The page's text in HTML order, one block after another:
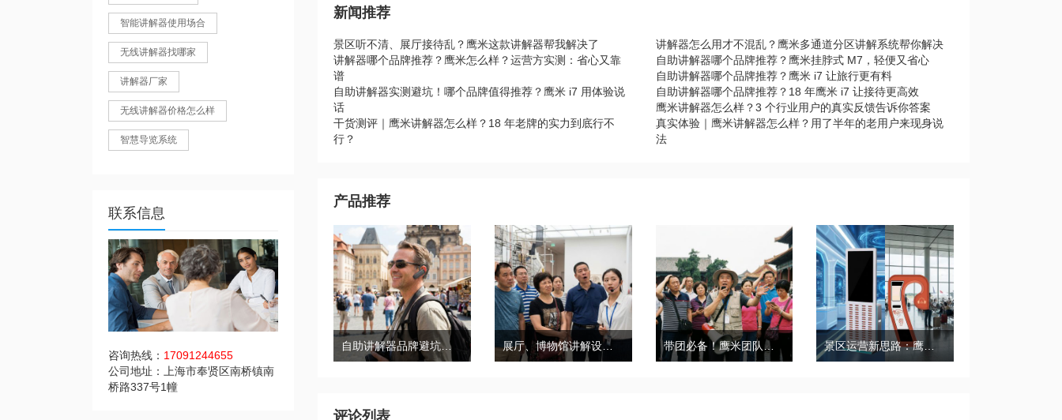
智能讲解器使用场合
无线讲解器找哪家
讲解器厂家
无线讲解器价格怎么样
智慧导览系统
联系信息
咨询热线： 17091244655
公司地址：上海市奉贤区南桥镇南
桥路337号1幢
新闻推荐
景区听不清、展厅接待乱？鹰米这款讲解器帮我解决了
讲解器怎么用才不混乱？鹰米多通道分区讲解系统帮你解决
讲解器哪个品牌推荐？鹰米怎么样？运营方实测：省心又靠
谱
自助讲解器哪个品牌推荐？鹰米挂脖式 M7，轻便又省心
自助讲解器哪个品牌推荐？鹰米 i7 让旅行更有料
自助讲解器实测避坑！哪个品牌值得推荐？鹰米 i7 用体验说
话
自助讲解器哪个品牌推荐？18 年鹰米 i7 让接待更高效
鹰米讲解器怎么样？3 个行业用户的真实反馈告诉你答案
干货测评｜鹰米讲解器怎么样？18 年老牌的实力到底行不
行？
真实体验｜鹰米讲解器怎么样？用了半年的老用户来现身说
法
产品推荐
自助讲解器品牌避坑｜鹰米自助讲解器，实测好用不踩雷 展厅、博物馆讲解设备推荐｜分区讲解系统，解决多团队接待核心痛点 带团必备！鹰米团队讲解器，防串音 + 易管理双在线 景区运营新思路：鹰米自助租赁柜，不只是省了点人工费
评论列表